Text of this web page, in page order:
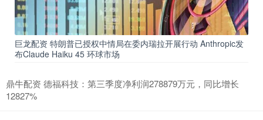
巨龙配资 特朗普已授权中情局在委内瑞拉开展行动 Anthropic发
布Claude Haiku 45 环球市场
鼎牛配资 德福科技：第三季度净利润278879万元，同比增长
12827%